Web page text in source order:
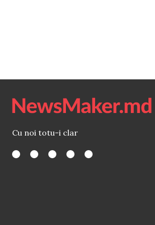
Cu noi totu-i clar